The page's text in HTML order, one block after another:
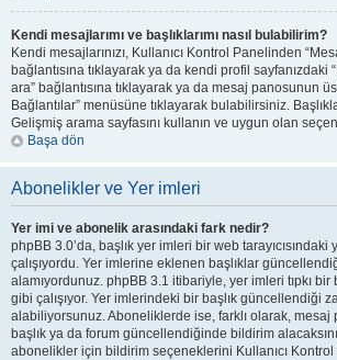
Kendi mesajlarımı ve başlıklarımı nasıl bulabilirim?
Kendi mesajlarınızı, Kullanıcı Kontrol Panelinden
bağlantısına tıklayarak ya da kendi profil sayfanızdaki
ara” bağlantısına tıklayarak ya da mesaj panosunun
Bağlantılar” menüsüne tıklayarak bulabilirsiniz.
Gelişmiş arama sayfasını kullanın ve uygun olan
Başa dön
Abonelikler ve Yer imleri
Yer imi ve abonelik arasındaki fark nedir?
phpBB 3.0’da, başlık yer imleri bir web tarayıcısındaki
çalışıyordu. Yer imlerine eklenen başlıklar
alamıyordunuz. phpBB 3.1 itibariyle, yer imleri tıpkı
gibi çalışıyor. Yer imlerindeki bir başlık güncellendiği
alabiliyorsunuz. Aboneliklerde ise, farklı olarak,
başlık ya da forum güncellendiğinde bildirim
abonelikler için bildirim seçeneklerini Kullanıcı